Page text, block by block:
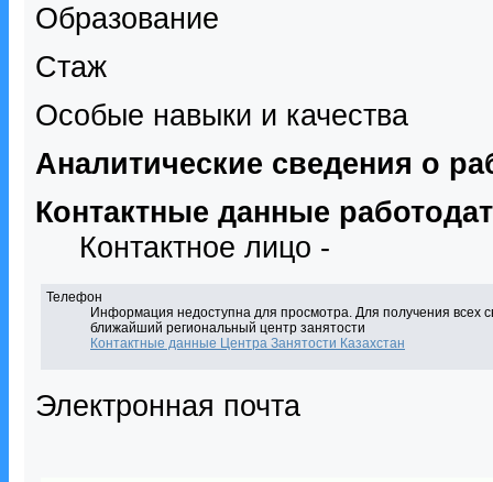
Образование
Стаж
Особые навыки и качества
Аналитические сведения о
Контактные данные
Контактное лицо -
Телефон
Информация недоступна для просмотра. Для получения всех
ближайший региональный центр занятости
Контактные данные Центра Занятости Казахстан
Электронная почта